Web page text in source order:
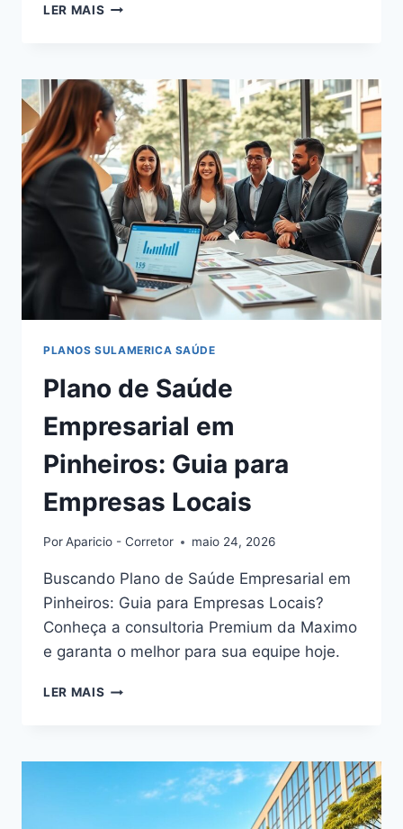
LER MAIS PLANO
NOS
JARDINS:
COBERTURA
NACIONAL
PARA
EMPRESAS
PLANOS SULAMERICA SAÚDE
Plano de Saúde
Empresarial em
Pinheiros: Guia para
Empresas Locais
PorAparicio - Corretor maio 24, 2026
Buscando Plano de Saúde Empresarial em
Pinheiros: Guia para Empresas Locais?
Conheça a consultoria Premium da Maximo
e garanta o melhor para sua equipe hoje.
LER MAIS PLANO
EM
PINHEIROS: